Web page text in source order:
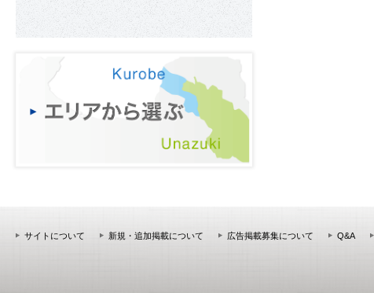
サイトについて 新規・追加掲載について 広告掲載募集について Q&A